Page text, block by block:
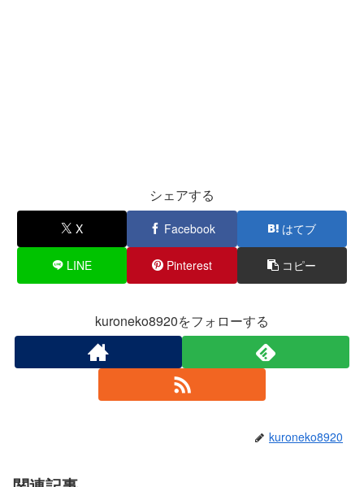
シェアする
X Facebook はてブ
LINE Pinterest コピー
kuroneko8920をフォローする
kuroneko8920